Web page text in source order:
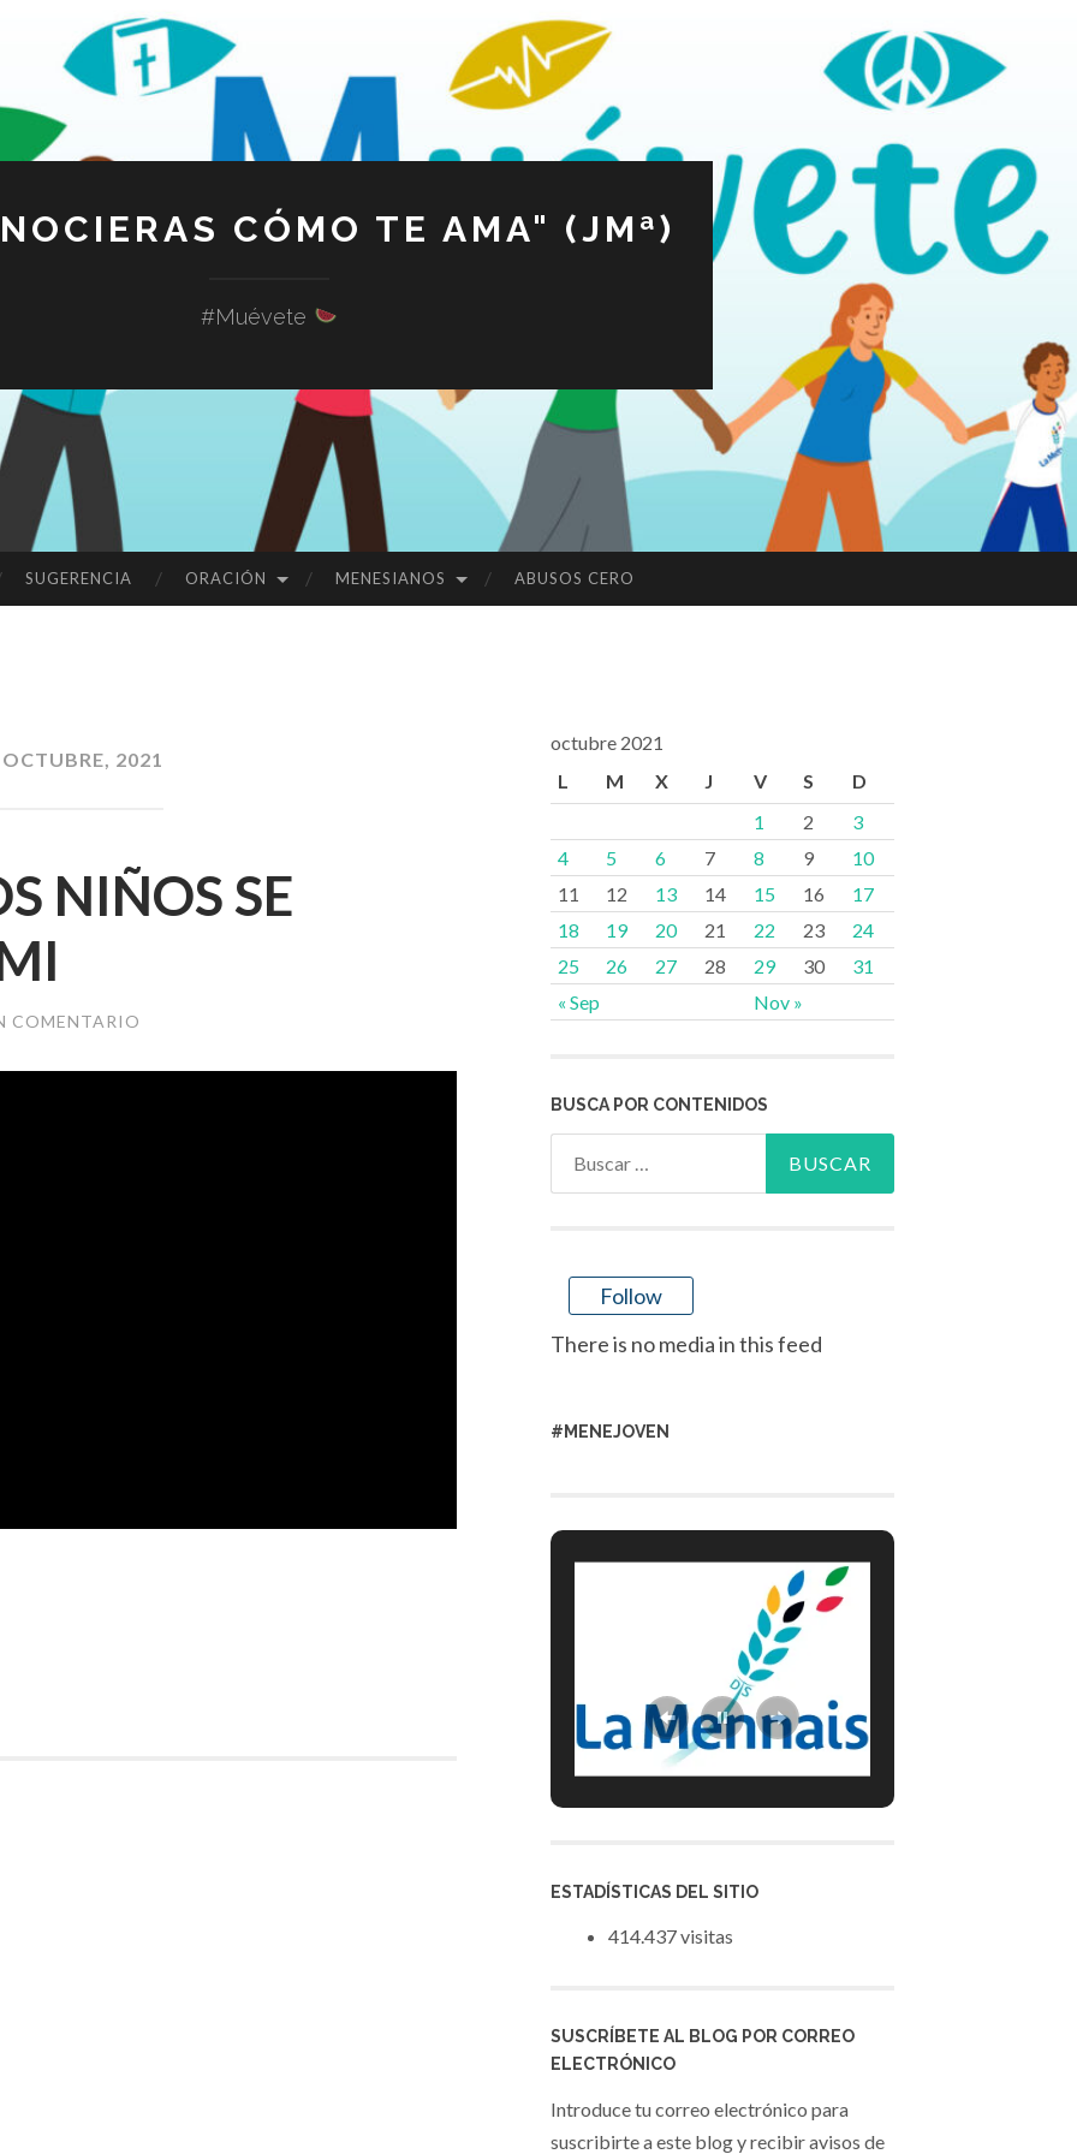
CÓMO TE AMA" (JMª)
#Muévete
SUGERENCIA ORACIÓN MENESIANOS ABUSOS CERO
2021
NIÑOS SE
COMENTARIO
octubre 2021
L
M X J V S D
« Sep Nov »
1 2
3
4
5 6 7 8 9
10
11
12 13 14 15 16
17
18
19 20 21 22 23
24
25
26 27 28 29 30 31
BUSCA POR CONTENIDOS
Follow
There is no media in this feed
#MENEJOVEN
ESTADÍSTICAS DEL SITIO
414.437 visitas
SUSCRÍBETE AL BLOG POR CORREO
ELECTRÓNICO
Introduce tu correo electrónico para
suscribirte a este blog y recibir avisos de